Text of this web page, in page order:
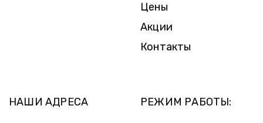
Цены
Акции
Контакты
НАШИ АДРЕСА РЕЖИМ РАБОТЫ: